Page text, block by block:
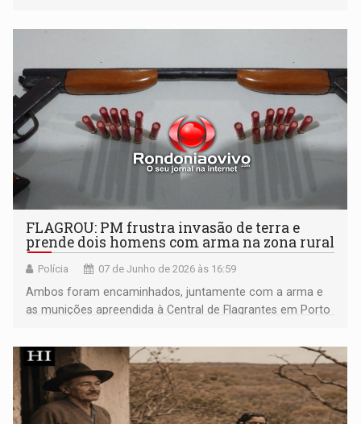
contato direto com o seu advogado, se for o caso
FLAGROU: PM frustra invasão de terra e
prende dois homens com arma na zona rural
Polícia 07 de Junho de 2026 às 16:59
Ambos foram encaminhados, juntamente com a arma e
as munições apreendida à Central de Flagrantes em Porto